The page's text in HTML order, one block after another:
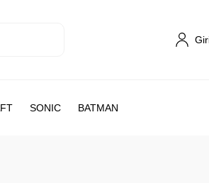
SONIC BATMAN